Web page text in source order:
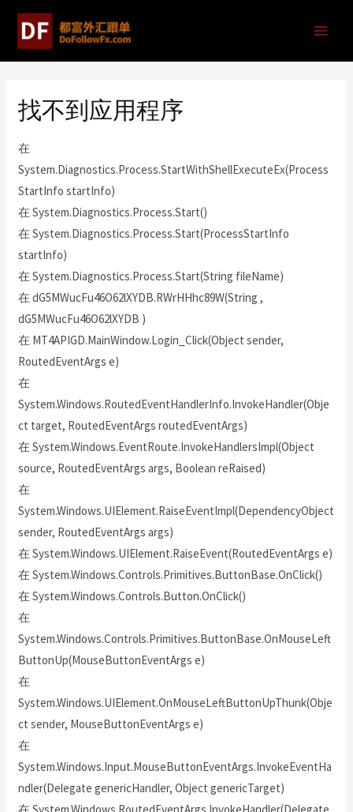
找不到应用程序
在
System.Diagnostics.Process.StartWithShellExecuteEx(Process
StartInfo startInfo)
在 System.Diagnostics.Process.Start()
在 System.Diagnostics.Process.Start(ProcessStartInfo
startInfo)
在 System.Diagnostics.Process.Start(String fileName)
在 dG5MWucFu46O62lXYDB.RWrHHhc89W(String ,
dG5MWucFu46O62lXYDB )
在 MT4APIGD.MainWindow.Login_Click(Object sender,
RoutedEventArgs e)
在
System.Windows.RoutedEventHandlerInfo.InvokeHandler(Obje
ct target, RoutedEventArgs routedEventArgs)
在 System.Windows.EventRoute.InvokeHandlersImpl(Object
source, RoutedEventArgs args, Boolean reRaised)
在
System.Windows.UIElement.RaiseEventImpl(DependencyObject
sender, RoutedEventArgs args)
在 System.Windows.UIElement.RaiseEvent(RoutedEventArgs e)
在 System.Windows.Controls.Primitives.ButtonBase.OnClick()
在 System.Windows.Controls.Button.OnClick()
在
System.Windows.Controls.Primitives.ButtonBase.OnMouseLeft
ButtonUp(MouseButtonEventArgs e)
在
System.Windows.UIElement.OnMouseLeftButtonUpThunk(Obje
ct sender, MouseButtonEventArgs e)
在
System.Windows.Input.MouseButtonEventArgs.InvokeEventHa
ndler(Delegate genericHandler, Object genericTarget)